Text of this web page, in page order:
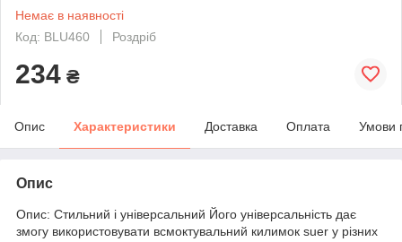
Немає в наявності
Код: BLU460
Роздріб
234 ₴
Опис Характеристики Доставка Оплата Умови
Опис
Опис: Стильний і універсальний Його універсальність дає
змогу використовувати всмоктувальний килимок suer у різних